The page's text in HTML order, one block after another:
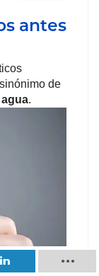
antes
de
agua.